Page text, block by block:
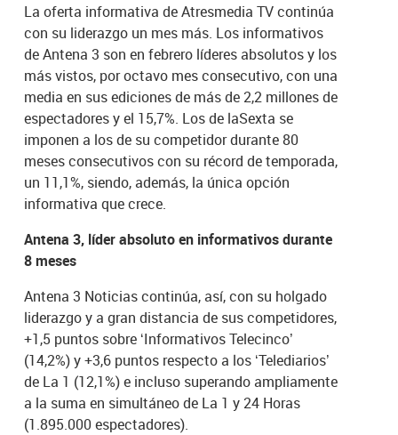
La oferta informativa de Atresmedia TV continúa
con su liderazgo un mes más. Los informativos
de Antena 3 son en febrero líderes absolutos y los
más vistos, por octavo mes consecutivo, con una
media en sus ediciones de más de 2,2 millones de
espectadores y el 15,7%. Los de laSexta se
imponen a los de su competidor durante 80
meses consecutivos con su récord de temporada,
un 11,1%, siendo, además, la única opción
informativa que crece.
Antena 3, líder absoluto en informativos durante
8 meses
Antena 3 Noticias continúa, así, con su holgado
liderazgo y a gran distancia de sus competidores,
+1,5 puntos sobre ‘Informativos Telecinco’
(14,2%) y +3,6 puntos respecto a los ‘Telediarios’
de La 1 (12,1%) e incluso superando ampliamente
a la suma en simultáneo de La 1 y 24 Horas
(1.895.000 espectadores).